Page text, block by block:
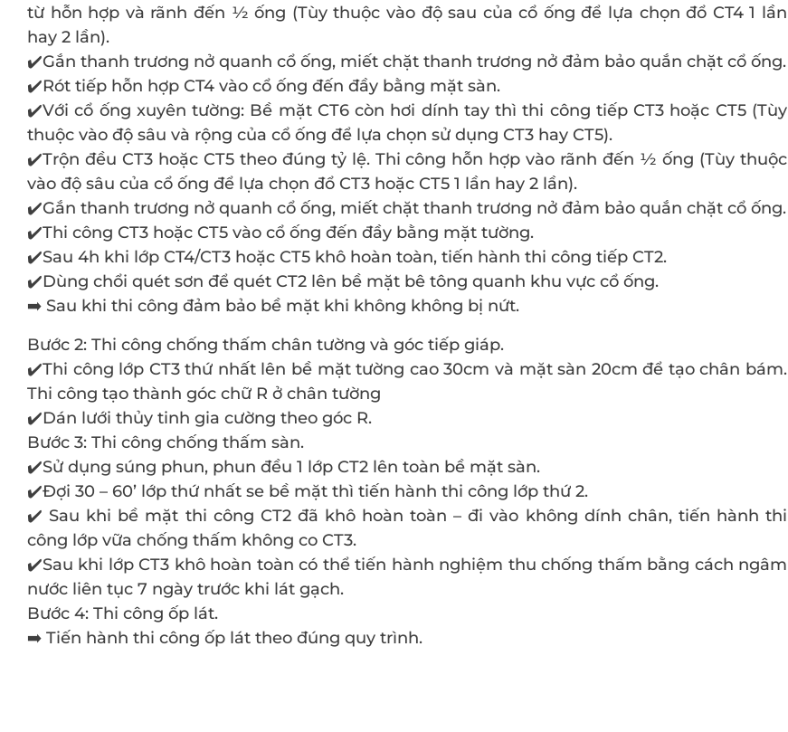
từ hỗn hợp và rãnh đến ½ ống (Tùy thuộc vào độ sau của cổ ống để lựa chọn đổ CT4 1 lần
hay 2 lần).
✔️Gắn thanh trương nở quanh cổ ống, miết chặt thanh trương nở đảm bảo quắn chặt cổ ống.
✔️Rót tiếp hỗn hợp CT4 vào cổ ống đến đầy bằng mặt sàn.
✔️Với cổ ống xuyên tường: Bề mặt CT6 còn hơi dính tay thì thi công tiếp CT3 hoặc CT5 (Tùy
thuộc vào độ sâu và rộng của cổ ống để lựa chọn sử dụng CT3 hay CT5).
✔️Trộn đều CT3 hoặc CT5 theo đúng tỷ lệ. Thi công hỗn hợp vào rãnh đến ½ ống (Tùy thuộc
vào độ sâu của cổ ống để lựa chọn đổ CT3 hoặc CT5 1 lần hay 2 lần).
✔️Gắn thanh trương nở quanh cổ ống, miết chặt thanh trương nở đảm bảo quắn chặt cổ ống.
✔️Thi công CT3 hoặc CT5 vào cổ ống đến đầy bằng mặt tường.
✔️Sau 4h khi lớp CT4/CT3 hoặc CT5 khô hoàn toàn, tiến hành thi công tiếp CT2.
✔️Dùng chổi quét sơn để quét CT2 lên bề mặt bê tông quanh khu vực cổ ống.
➡️ Sau khi thi công đảm bảo bề mặt khi không không bị nứt.
Bước 2: Thi công chống thấm chân tường và góc tiếp giáp.
✔️Thi công lớp CT3 thứ nhất lên bề mặt tường cao 30cm và mặt sàn 20cm để tạo chân bám.
Thi công tạo thành góc chữ R ở chân tường
✔️Dán lưới thủy tinh gia cường theo góc R.
Bước 3: Thi công chống thấm sàn.
✔️Sử dụng súng phun, phun đều 1 lớp CT2 lên toàn bề mặt sàn.
✔️Đợi 30 – 60’ lớp thứ nhất se bề mặt thì tiến hành thi công lớp thứ 2.
✔️ Sau khi bề mặt thi công CT2 đã khô hoàn toàn – đi vào không dính chân, tiến hành thi
công lớp vữa chống thấm không co CT3.
✔️Sau khi lớp CT3 khô hoàn toàn có thể tiến hành nghiệm thu chống thấm bằng cách ngâm
nước liên tục 7 ngày trước khi lát gạch.
Bước 4: Thi công ốp lát.
➡️ Tiến hành thi công ốp lát theo đúng quy trình.